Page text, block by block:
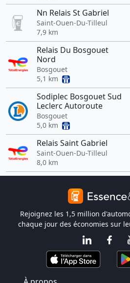
Nn Relais St Gabriel
Saint-Ouen-Du-Tilleul
7,9 km
Relais Du Bosgouet
Nord
Bosgouet
5,1 km
Sodiplec Bosgouet Sud
Leclerc Autoroute
Bosgouet
5,0 km
Relais Saint Gabriel
Saint-Ouen-Du-Tilleul
8,0 km
Rejoignez les 1,5 million
chaque jour des économies sur